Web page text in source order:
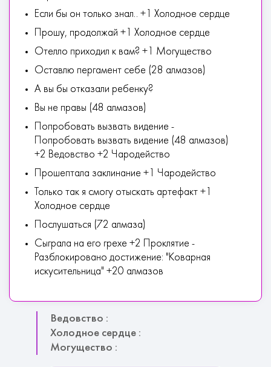
Если бы он только знал.. +1 Холодное сердце
Прошу, продолжай +1 Холодное сердце
Отелло приходил к вам? +1 Могущество
Оставлю пергамент себе (28 алмазов)
А вы бы отказали ребенку?
Вы не правы (48 алмазов)
Попробовать вызвать видение -
Попробовать вызвать видение (48 алмазов)
+2 Ведовство +2 Чародейство
Прошептала заклинание +1 Чародейство
Только так я смогу отыскать артефакт +1
Холодное сердце
Послушаться (72 алмаза)
Сыграла на его грехе +2 Проклятие -
Разблокировано достижение: "Коварная
искусительница" +20 алмазов
Ведовство :
Холодное сердце :
Могущество :